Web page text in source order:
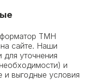
ТМН
сайте. Наши
уточнения
и
выгодные условия